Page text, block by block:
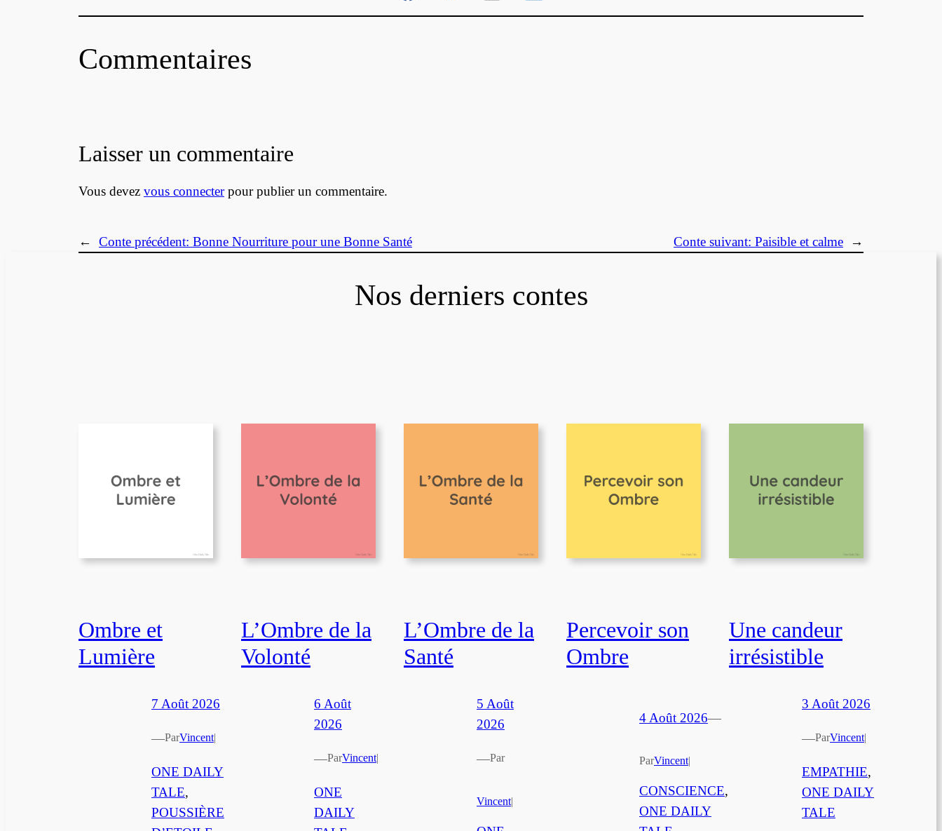
Commentaires
Laisser un commentaire
Vous devez vous connecterpour publier un commentaire.
← Conte précédent: Bonne Nourriture pour une Bonne Santé Conte suivant: Paisible et calme →
Nos derniers contes
Ombre et
Lumière
7 Août 2026
—ParVincent|
ONE DAILY
TALE
POUSSIÈRE
L’Ombre de la
Volonté
6 Août
2026
—ParVincent|
ONE
DAILY
L’Ombre de la
Santé
5 Août
2026
—Par
Vincent|
Percevoir son
Ombre
4 Août 2026—
ParVincent|
CONSCIENCE
ONE DAILY
Une candeur
irrésistible
3 Août 2026
—ParVincent|
EMPATHIE
ONE DAILY
TALE